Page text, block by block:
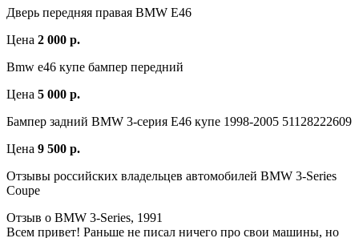
Дверь передняя правая BMW E46
Цена 2 000 р.
Bmw e46 купе бампер передний
Цена 5 000 р.
Бампер задний BMW 3-серия E46 купе 1998-2005 51128222609
Цена 9 500 р.
Отзывы российских владельцев автомобилей BMW 3-Series
Coupe
Отзыв о BMW 3-Series, 1991
Всем привет! Раньше не писал ничего про свои машины, но